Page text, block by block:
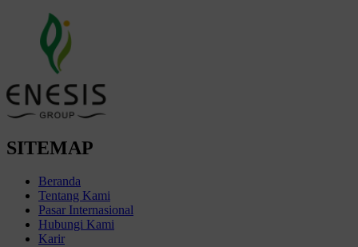
SITEMAP
Beranda
Tentang Kami
Pasar Internasional
Hubungi Kami
Karir